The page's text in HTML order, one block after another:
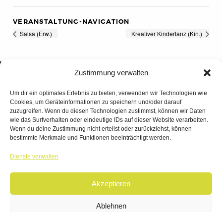
Zustimmung verwalten
Um dir ein optimales Erlebnis zu bieten, verwenden wir Technologien wie
Cookies, um Geräteinformationen zu speichern und/oder darauf
zuzugreifen. Wenn du diesen Technologien zustimmst, können wir Daten
wie das Surfverhalten oder eindeutige IDs auf dieser Website verarbeiten.
Wenn du deine Zustimmung nicht erteilst oder zurückziehst, können
bestimmte Merkmale und Funktionen beeinträchtigt werden.
Dienste verwalten
Akzeptieren
Ablehnen
VERANSTALTUNG-NAVIGATION
Salsa (Erw.) Kreativer Kindertanz (Kin.)
© 2026 | TANZWERK
DATENSCHUTZ